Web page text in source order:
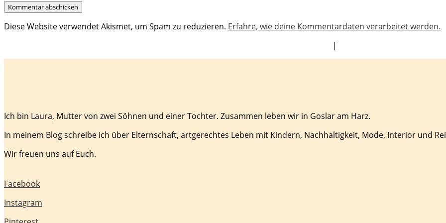
Diese Website verwendet Akismet, um Spam zu reduzieren. Erfahre, wie deine Kommentardaten verarbeitet werden.
|
Ich bin Laura, Mutter von zwei Söhnen und einer Tochter. Zusammen leben wir in Goslar am Harz.
In meinem Blog schreibe ich über Elternschaft, artgerechtes Leben mit Kindern, Nachhaltigkeit, Mode, Interior und
Wir freuen uns auf Euch.
Facebook
Instagram